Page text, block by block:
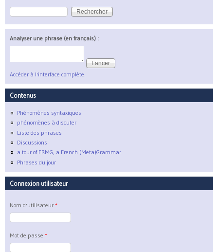
Formulaire de recherche
Rechercher
Analyser une phrase (en français) :
Accéder à l'interface complète.
Contenus
Phénomènes syntaxiques
phénomènes à discuter
Liste des phrases
Discussions
a tour of FRMG, a French (Meta)Grammar
Phrases du jour
Connexion utilisateur
Nom d'utilisateur *
Mot de passe *